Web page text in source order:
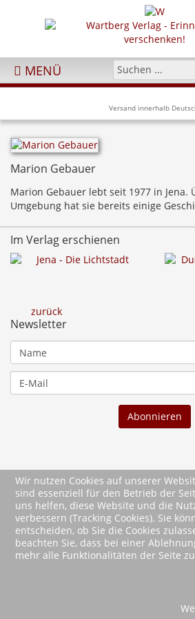
MENÜ
Versand innerhalb
Marion Gebauer
Marion Gebauer lebt seit 1977 in Jena.
Umgebung hat sie bereits einige
Im Verlag erschienen
zurück
Newsletter
Wir nutzen Cookies auf unserer
sind essenziell für den Betrieb der
uns helfen, diese Website und die
verbessern (Tracking Cookies). Sie
entscheiden, ob Sie die Cookies
beachten Sie, dass bei einer
mehr alle Funktionalitäten der Seite